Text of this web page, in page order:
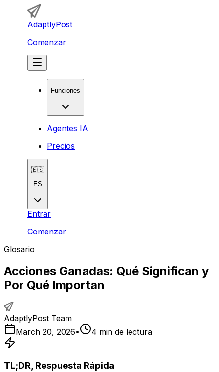
AdaptlyPost
Comenzar
Funciones
Agentes IA
Precios
🇪🇸
ES
Entrar
Comenzar
Glosario
Acciones Ganadas: Qué Significan y
Por Qué Importan
AdaptlyPost Team
March 20, 2026• 4 min de lectura
TL;DR, Respuesta Rápida